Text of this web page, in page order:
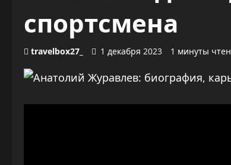
спортсмена
travelbox27_ 1 декабря 2023 1 минуты